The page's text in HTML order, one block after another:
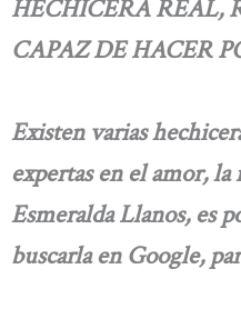
HECHICERA REAL,
CAPAZ DE HACER
Existen varias
expertas en el amor, la
Esmeralda Llanos, es
buscarla en Google,